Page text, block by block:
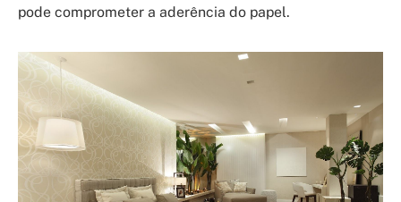
pode comprometer a aderência do papel.